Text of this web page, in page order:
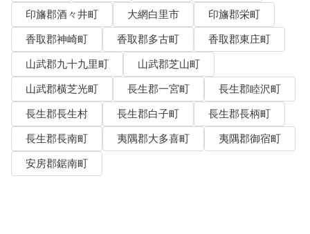
印旛郡酒々井町
大網白里市
印旛郡栄町
香取郡神崎町
香取郡多古町
香取郡東庄町
山武郡九十九里町
山武郡芝山町
山武郡横芝光町
長生郡一宮町
長生郡睦沢町
長生郡長生村
長生郡白子町
長生郡長柄町
長生郡長南町
夷隅郡大多喜町
夷隅郡御宿町
安房郡鋸南町